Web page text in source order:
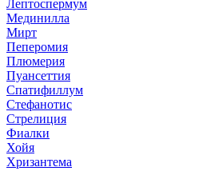
Лептоспермум
Мединилла
Мирт
Пеперомия
Плюмерия
Пуансеттия
Спатифиллум
Стефанотис
Стрелиция
Фиалки
Хойя
Хризантема